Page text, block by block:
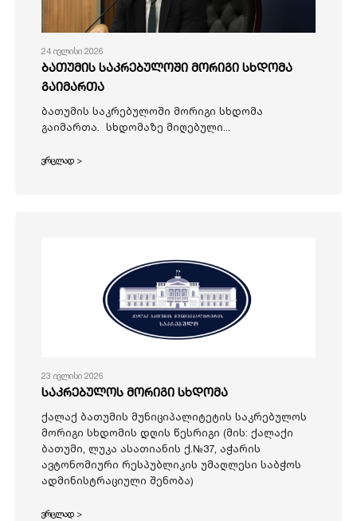
24 ივლისი 2026
ბათუმის საკრებულოში მორიგი სხდომა
გაიმართა
ბათუმის საკრებულოში მორიგი სხდომა
გაიმართა. სხდომაზე მიღებული...
ვრცლად >
23 ივლისი 2026
საკრებულოს მორიგი სხდომა
ქალაქ ბათუმის მუნიციპალიტეტის საკრებულოს
მორიგი სხდომის დღის წესრიგი (მის: ქალაქი
ბათუმი, ლუკა ასათიანის ქ.№37, აჭარის
ავტონომიური რესპუბლიკის უმაღლესი საბჭოს
ადმინისტრაციული შენობა)
ვრცლად >